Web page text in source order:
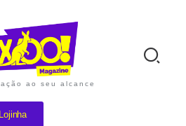
ao seu alcance